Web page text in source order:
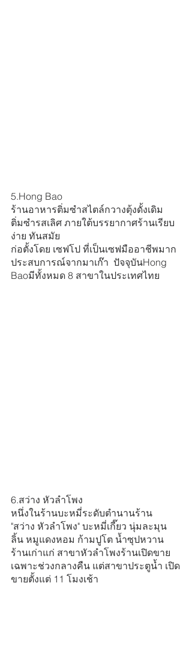
5.Hong Bao
ร้านอาหารติ่มซำสไตล์กวางตุ้งดั้งเดิม
ติ่มซำรสเลิศ ภายใต้บรรยากาศร้านเรียบ
ง่าย ทันสมัย
ก่อตั้งโดย เซฟโป ที่เป็นเซฟมืออาชีพมาก
ประสบการณ์จากมาเก๊า  ปัจจุบันHong
Baoมีทั้งหมด 8 สาขาในประเทศไทย
6.สว่าง หัวลำโพง
หนึ่งในร้านบะหมี่ระดับตำนานร้าน
"สว่าง หัวลำโพง" บะหมี่เกี๊ยว นุ่มละมุน
ลิ้น หมูแดงหอม ก้ามปูโต น้ำซุปหวาน
ร้านเก่าแก่ สาขาหัวลำโพงร้านเปิดขาย
เฉพาะช่วงกลางคืน แต่สาขาประตูน้ำ เปิด
ขายตั้งแต่ 11 โมงเช้า